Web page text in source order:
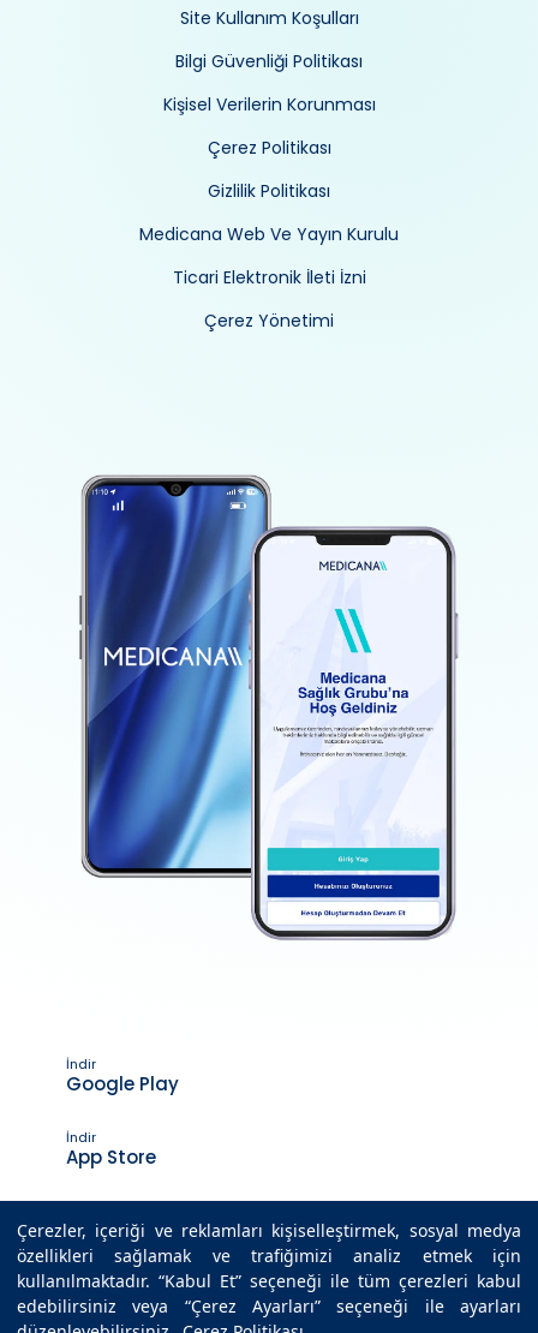
Çerezler, içeriği ve reklamları kişiselleştirmek, sosyal medya
özellikleri sağlamak ve trafiğimizi analiz etmek için
kullanılmaktadır. “Kabul Et” seçeneği ile tüm çerezleri kabul
edebilirsiniz veya “Çerez Ayarları” seçeneği ile ayarları
Site Kullanım Koşulları
Bilgi Güvenliği Politikası
Kişisel Verilerin Korunması
Çerez Politikası
Gizlilik Politikası
Medicana Web Ve Yayın Kurulu
Ticari Elektronik İleti İzni
Çerez Yönetimi
İndir
Google Play
İndir
App Store
Son Güncelleme Tarihi : 20.03.2025 13:05